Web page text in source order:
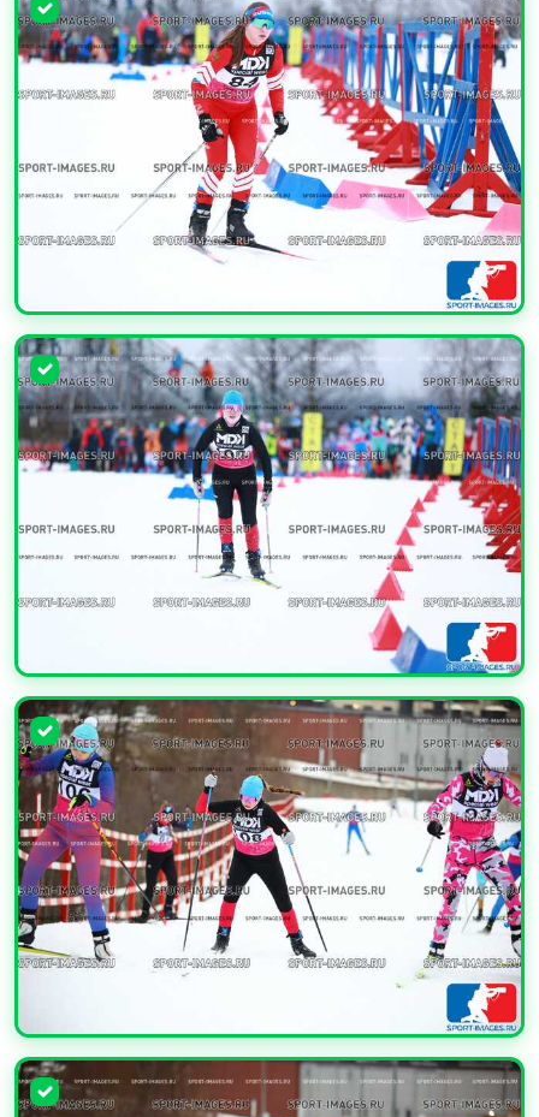
УВЕЛИЧИТЬ
УВЕЛИЧИТЬ
УВЕЛИЧИТЬ